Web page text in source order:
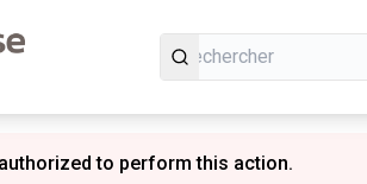
to perform this action.